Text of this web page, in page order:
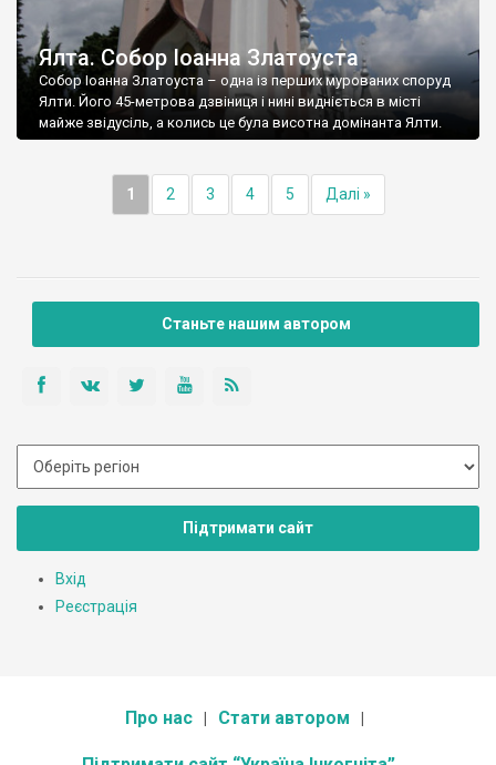
Ялта. Собор Іоанна Златоуста
Собор Іоанна Златоуста – одна із перших мурованих споруд
Ялти. Його 45-метрова дзвіниця і нині видніється в місті
майже звідусіль, а колись це була висотна домінанта Ялти.
1 2 3 4 5 Далі »
Станьте нашим автором
Підтримати сайт
Вхід
Реєстрація
Про нас Стати автором